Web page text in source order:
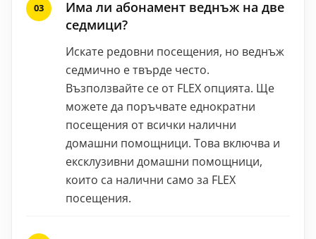
Има ли абонамент веднъж на две
седмици?
Искате редовни посещения, но веднъж
седмично е твърде често.
Възползвайте се от FLEX опцията. Ще
можете да поръчвате еднократни
посещения от всички налични
домашни помощници. Това включва и
ексклузивни домашни помощници,
които са налични само за FLEX
посещения.